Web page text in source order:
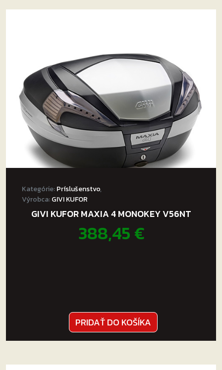
Kategórie:Príslušenstvo,
Výrobca:GIVI KUFOR
GIVI KUFOR MAXIA 4 MONOKEY V56NT
388,45€
PRIDAŤ DO KOŠÍKA